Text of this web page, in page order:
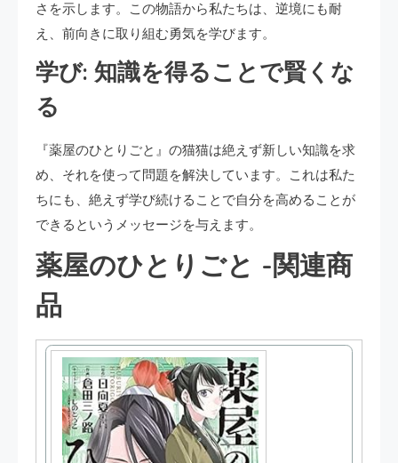
さを示します。この物語から私たちは、逆境にも耐
え、前向きに取り組む勇気を学びます。
学び: 知識を得ることで賢くな
る
『薬屋のひとりごと』の猫猫は絶えず新しい知識を求
め、それを使って問題を解決しています。これは私た
ちにも、絶えず学び続けることで自分を高めることが
できるというメッセージを与えます。
薬屋のひとりごと -関連商
品